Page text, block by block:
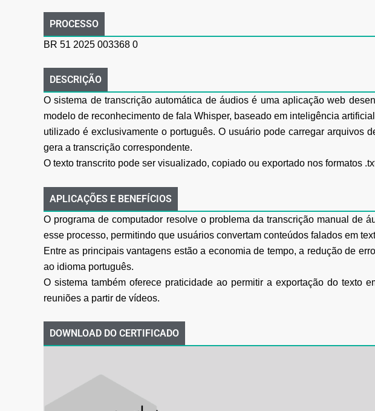
PROCESSO
BR 51 2025 003368 0
DESCRIÇÃO
O sistema de transcrição automática de áudios é uma aplicação web
modelo de reconhecimento de fala Whisper, baseado em inteligência
utilizado é exclusivamente o português. O usuário pode carregar arquivos
gera a transcrição correspondente.
O texto transcrito pode ser visualizado, copiado ou exportado nos formatos
APLICAÇÕES E BENEFÍCIOS
O programa de computador resolve o problema da transcrição manual de
esse processo, permitindo que usuários convertam conteúdos falados em
Entre as principais vantagens estão a economia de tempo, a redução de
ao idioma português.
O sistema também oferece praticidade ao permitir a exportação do texto
reuniões a partir de vídeos.
DOWNLOAD DO CERTIFICADO